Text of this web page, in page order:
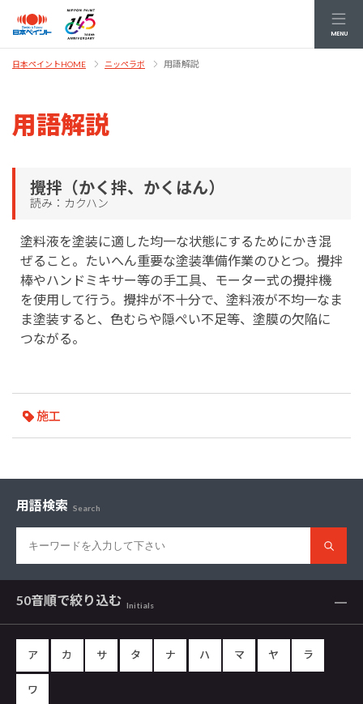
MENU
日本ペイントHOME ニッペラボ 用語解説
用語解説
攪拌（かく拌、かくはん）
読み：カクハン
塗料液を塗装に適した均一な状態にするためにかき混
ぜること。たいへん重要な塗装準備作業のひとつ。攪拌
棒やハンドミキサー等の手工具、モーター式の攪拌機
を使用して行う。攪拌が不十分で、塗料液が不均一なま
ま塗装すると、色むらや隠ぺい不足等、塗膜の欠陥に
つながる。
施工
用語検索 Search
50音順で絞り込む Initials
ア カ サ タ ナ ハ マ ヤ ラ
ワ